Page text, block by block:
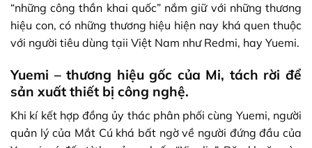
“những công thần khai quốc” nắm giữ với những thương
hiệu con, có những thương hiệu hiện nay khá quen thuộc
với người tiêu dùng tạii Việt Nam như Redmi, hay Yuemi.
Yuemi – thương hiệu gốc của Mi, tách rời để
sản xuất thiết bị công nghệ.
Khi kí kết hợp đồng ủy thác phân phối cùng Yuemi, người
quản lý của Mắt Cú khá bất ngờ về người đứng đầu của